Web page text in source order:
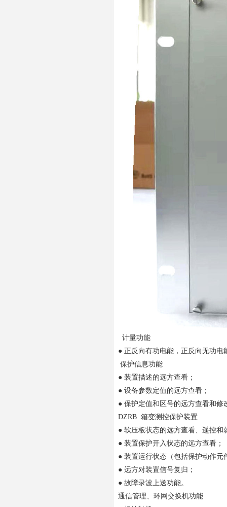
计量功能
● 正反向有功电能，正反向无功电
保护信息功能
● 装置描述的远方查看；
● 设备参数定值的远方查看；
● 保护定值和区号的远方查看和修
DZRB 箱变测控保护装置
● 软压板状态的远方查看、遥控和
● 装置保护开入状态的远方查看；
● 装置运行状态（包括保护动作
● 远方对装置信号复归；
● 故障录波上送功能。
通信管理、环网交换机功能